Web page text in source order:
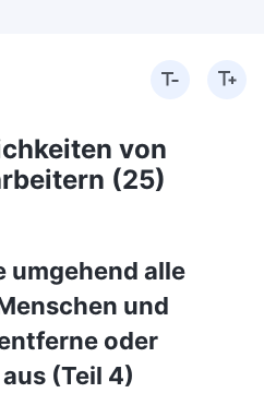
von
(25)
umgehend alle
und
oder
(Teil 4)